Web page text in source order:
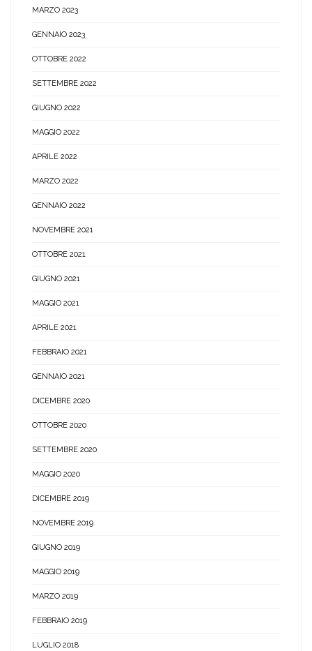
MARZO 2023
GENNAIO 2023
OTTOBRE 2022
SETTEMBRE 2022
GIUGNO 2022
MAGGIO 2022
APRILE 2022
MARZO 2022
GENNAIO 2022
NOVEMBRE 2021
OTTOBRE 2021
GIUGNO 2021
MAGGIO 2021
APRILE 2021
FEBBRAIO 2021
GENNAIO 2021
DICEMBRE 2020
OTTOBRE 2020
SETTEMBRE 2020
MAGGIO 2020
DICEMBRE 2019
NOVEMBRE 2019
GIUGNO 2019
MAGGIO 2019
MARZO 2019
FEBBRAIO 2019
LUGLIO 2018